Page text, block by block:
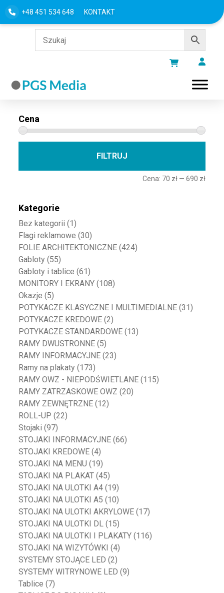
+48 451 534 648 KONTAKT
Filtru według
Cena
FILTRUJ
Cena: 70 zł— 690 zł
Kategorie
Bez kategorii (1)
Flagi reklamowe (30)
FOLIE ARCHITEKTONICZNE (424)
Gabloty (55)
Gabloty i tablice (61)
MONITORY I EKRANY (108)
Okazje (5)
POTYKACZE KLASYCZNE I MULTIMEDIALNE (31)
POTYKACZE KREDOWE (2)
POTYKACZE STANDARDOWE (13)
RAMY DWUSTRONNE (5)
RAMY INFORMACYJNE (23)
Ramy na plakaty (173)
RAMY OWZ - NIEPODŚWIETLANE (115)
RAMY ZATRZASKOWE OWZ (20)
RAMY ZEWNĘTRZNE (12)
ROLL-UP (22)
Stojaki (97)
STOJAKI INFORMACYJNE (66)
STOJAKI KREDOWE (4)
STOJAKI NA MENU (19)
STOJAKI NA PLAKAT (45)
STOJAKI NA ULOTKI A4 (19)
STOJAKI NA ULOTKI A5 (10)
STOJAKI NA ULOTKI AKRYLOWE (17)
STOJAKI NA ULOTKI DL (15)
STOJAKI NA ULOTKI I PLAKATY (116)
STOJAKI NA WIZYTÓWKI (4)
SYSTEMY STOJĄCE LED (2)
SYSTEMY WITRYNOWE LED (9)
Tablice (7)